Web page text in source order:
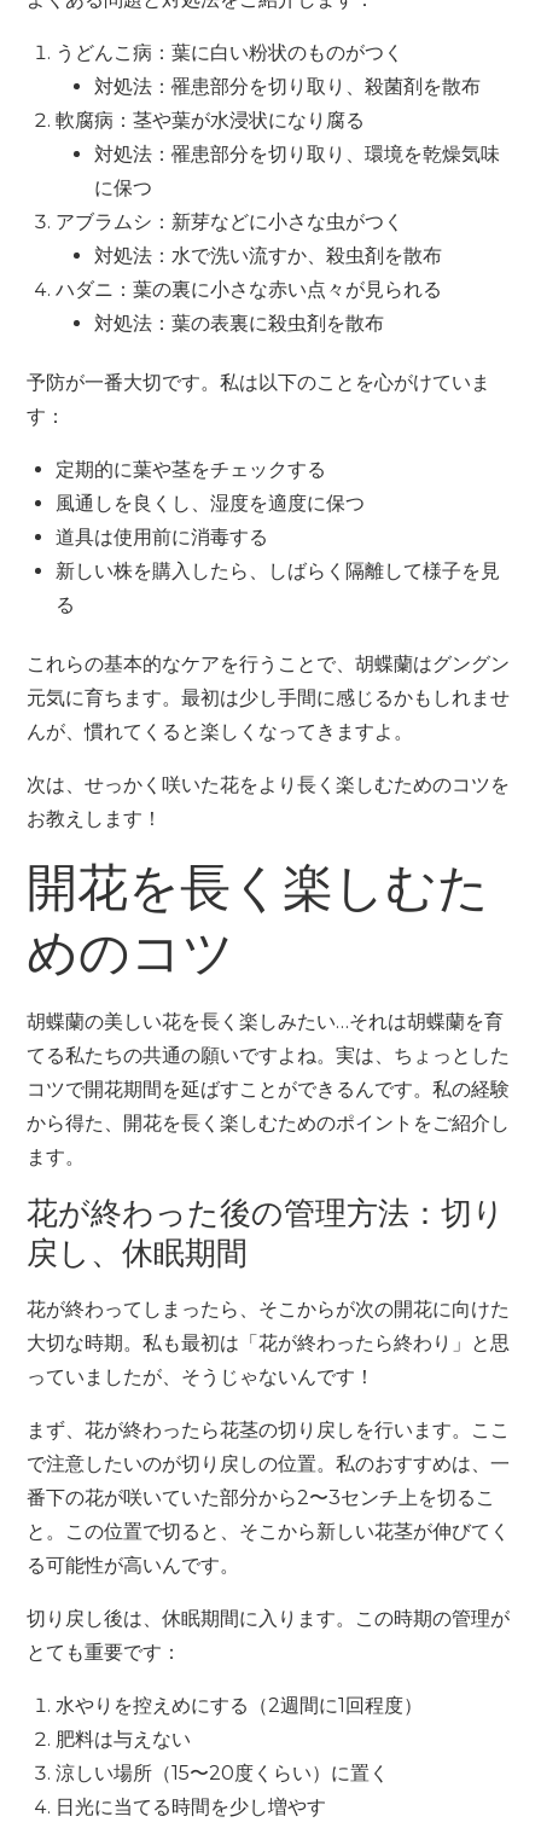
うどんこ病：葉に白い粉状のものがつく
対処法：罹患部分を切り取り、殺菌剤を散布
軟腐病：茎や葉が水浸状になり腐る
対処法：罹患部分を切り取り、環境を乾燥気味
に保つ
アブラムシ：新芽などに小さな虫がつく
対処法：水で洗い流すか、殺虫剤を散布
ハダニ：葉の裏に小さな赤い点々が見られる
対処法：葉の表裏に殺虫剤を散布
予防が一番大切です。私は以下のことを心がけていま
す：
定期的に葉や茎をチェックする
風通しを良くし、湿度を適度に保つ
道具は使用前に消毒する
新しい株を購入したら、しばらく隔離して様子を見
る
これらの基本的なケアを行うことで、胡蝶蘭はグングン
元気に育ちます。最初は少し手間に感じるかもしれませ
んが、慣れてくると楽しくなってきますよ。
次は、せっかく咲いた花をより長く楽しむためのコツを
お教えします！
開花を長く楽しむた
めのコツ
胡蝶蘭の美しい花を長く楽しみたい…それは胡蝶蘭を育
てる私たちの共通の願いですよね。実は、ちょっとした
コツで開花期間を延ばすことができるんです。私の経験
から得た、開花を長く楽しむためのポイントをご紹介し
ます。
花が終わった後の管理方法：切り
戻し、休眠期間
花が終わってしまったら、そこからが次の開花に向けた
大切な時期。私も最初は「花が終わったら終わり」と思
っていましたが、そうじゃないんです！
まず、花が終わったら花茎の切り戻しを行います。ここ
で注意したいのが切り戻しの位置。私のおすすめは、一
番下の花が咲いていた部分から2〜3センチ上を切るこ
と。この位置で切ると、そこから新しい花茎が伸びてく
る可能性が高いんです。
切り戻し後は、休眠期間に入ります。この時期の管理が
とても重要です：
水やりを控えめにする（2週間に1回程度）
肥料は与えない
涼しい場所（15〜20度くらい）に置く
日光に当てる時間を少し増やす